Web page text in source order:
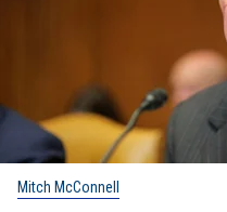
Mitch McConnell